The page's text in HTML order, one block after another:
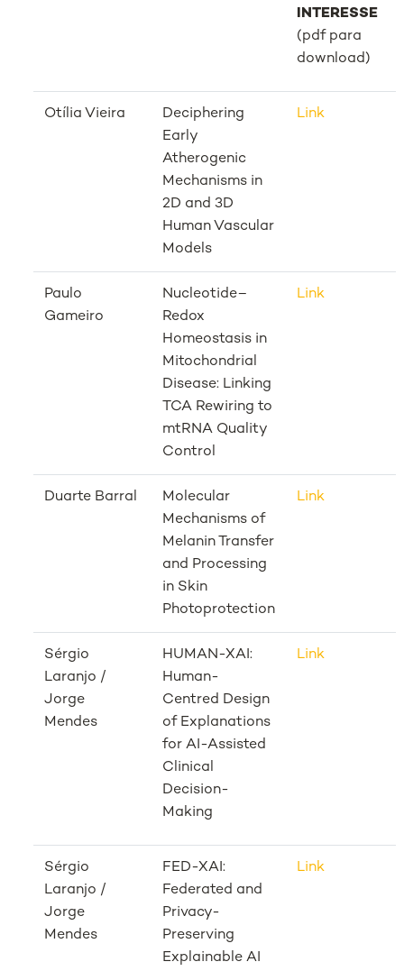
INTERESSE
(pdf para
download)
Otília Vieira
Deciphering
Early
Atherogenic
Mechanisms in
2D and 3D
Human Vascular
Models
Link
Paulo
Gameiro
Nucleotide–
Redox
Homeostasis in
Mitochondrial
Disease: Linking
TCA Rewiring to
mtRNA Quality
Control
Link
Duarte Barral
Molecular
Mechanisms of
Melanin Transfer
and Processing
in Skin
Photoprotection
Link
Sérgio
Laranjo /
Jorge
Mendes
HUMAN-XAI:
Human-
Centred Design
of Explanations
for AI-Assisted
Clinical
Decision-
Making
Link
Sérgio
Laranjo /
Jorge
Mendes
FED-XAI:
Federated and
Privacy-
Preserving
Explainable AI
Link